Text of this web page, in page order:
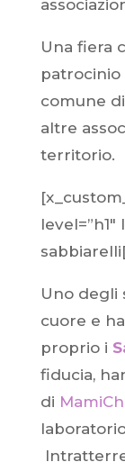
Una fiera
patrocinio
comune
altre
territorio.
level=”h1″
Uno degli
cuore e
proprio i
fiducia,
di